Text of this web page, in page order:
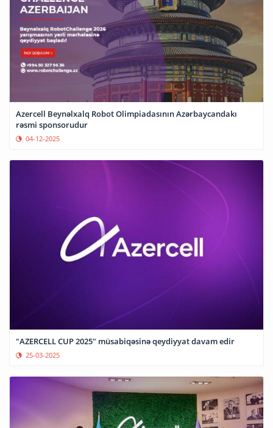
Azercell Beynəlxalq Robot Olimpiadasının Azərbaycandakı
rəsmi sponsorudur
04-12-2025
"AZERCELL CUP 2025" müsabiqəsinə qeydiyyat davam edir
25-03-2025